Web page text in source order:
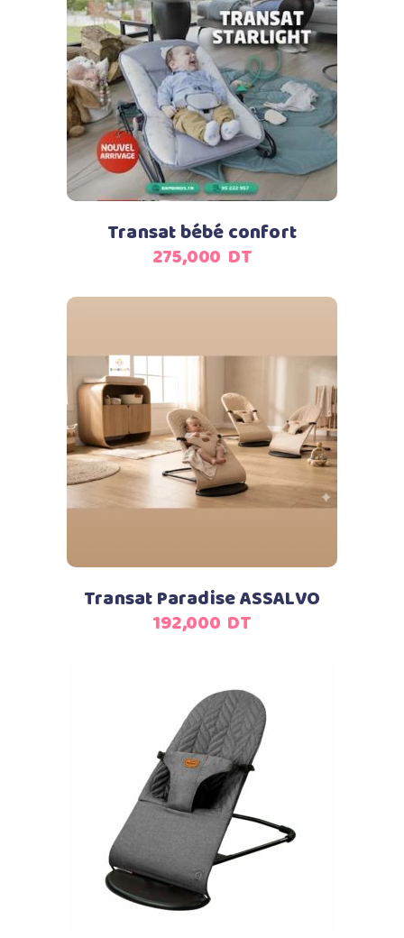
DT. DT.
Ajouter au panier
Transat bébé confort
275,000 DT
Ajouter au panier
Transat Paradise ASSALVO
192,000 DT
Ajouter au panier